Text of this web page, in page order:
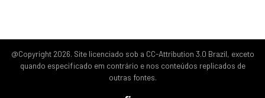
@Copyright 2026. Site licenciado sob a CC-Attribution 3.0 Brazil, exceto
quando especificado em contrário e nos conteúdos replicados de
outras fontes.